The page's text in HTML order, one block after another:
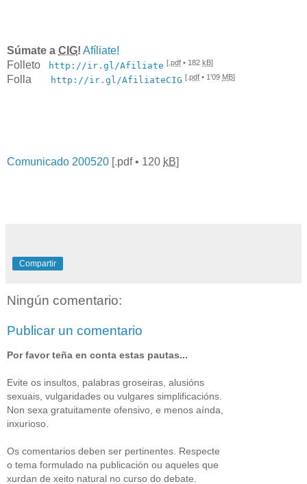
Súmate a CIG! Afíliate!
Folleto
http://ir.gl/Afiliate [. pdf • 182 kB]
Folla http://ir.gl/AfiliateCIG [. pdf • 1'09 MB]
Comunicado 200520 [.pdf• 120 kB]
Compartir
Ningún comentario:
Publicar un comentario
Por favor teña en conta estas pautas...
Evite os insultos, palabras groseiras, alusións
sexuais, vulgaridades ou vulgares simplificacións.
Non sexa gratuitamente ofensivo, e menos aínda,
inxurioso.
Os comentarios deben ser pertinentes. Respecte
o tema formulado na publicación ou aqueles que
xurdan de xeito natural no curso do debate.